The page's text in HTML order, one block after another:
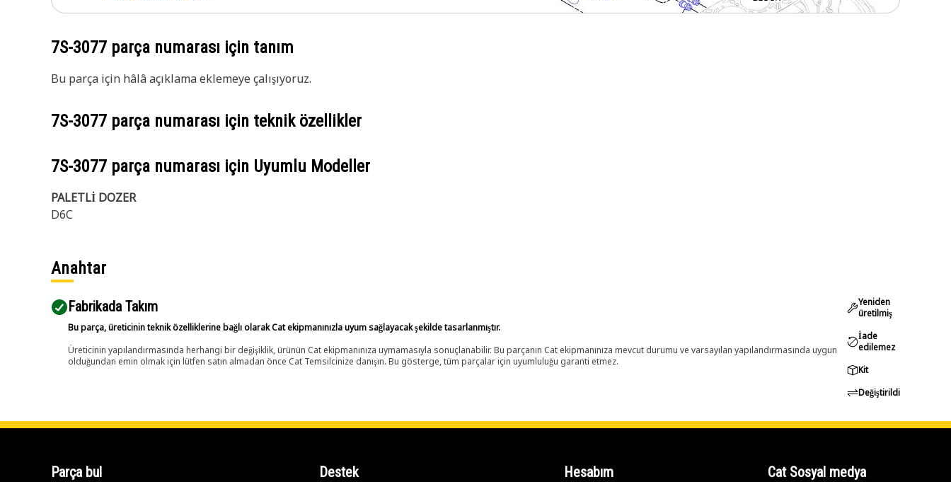
7S-3077 parça numarası için tanım
Bu parça için hâlâ açıklama eklemeye çalışıyoruz.
7S-3077 parça numarası için teknik özellikler
7S-3077 parça numarası için Uyumlu Modeller
PALETLİ DOZER
D6C
Anahtar
Fabrikada Takım
Bu parça, üreticinin teknik özelliklerine bağlı olarak Cat ekipmanınızla uyum sağlayacak şekilde tasarlanmıştır.
Üreticinin yapılandırmasında herhangi bir değişiklik, ürünün Cat ekipmanınıza uymamasıyla sonuçlanabilir. Bu parçanın Cat ekipmanınıza mevcut durumu ve varsayılan yapılandırmasında uygun
olduğundan emin olmak için lütfen satın almadan önce Cat Temsilcinize danışın. Bu gösterge, tüm parçalar için uyumluluğu garanti etmez.
Yeniden
üretilmiş
İade
edilemez
Kit
Değiştirildi
Parça bul Destek Hesabım Cat Sosyal medya